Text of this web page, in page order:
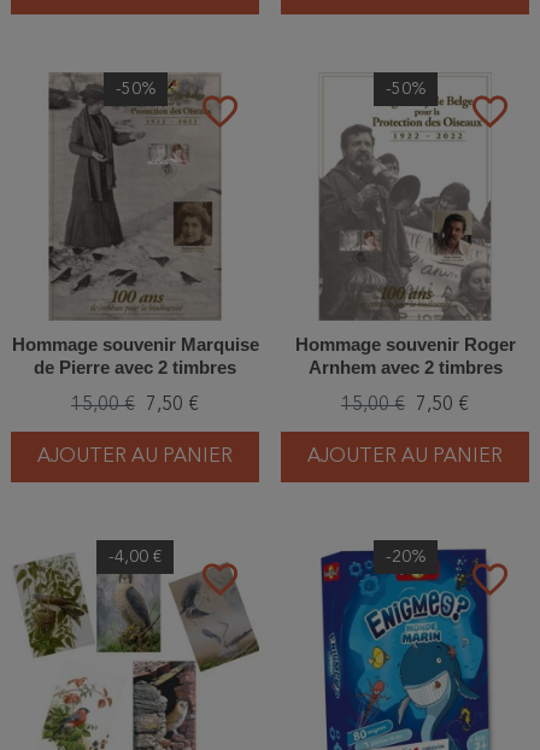
favorite_border
-50%
Hommage souvenir Marquise
de Pierre avec 2 timbres
protection des oiseaux"
15,00 € 7,50 €
AJOUTER AU PANIER
favorite_border
-50%
Hommage souvenir Roger
Arnhem avec 2 timbres
protection des oiseaux"
15,00 € 7,50 €
AJOUTER AU PANIER
favorite_border
-4,00 €
favorite_border
-20%